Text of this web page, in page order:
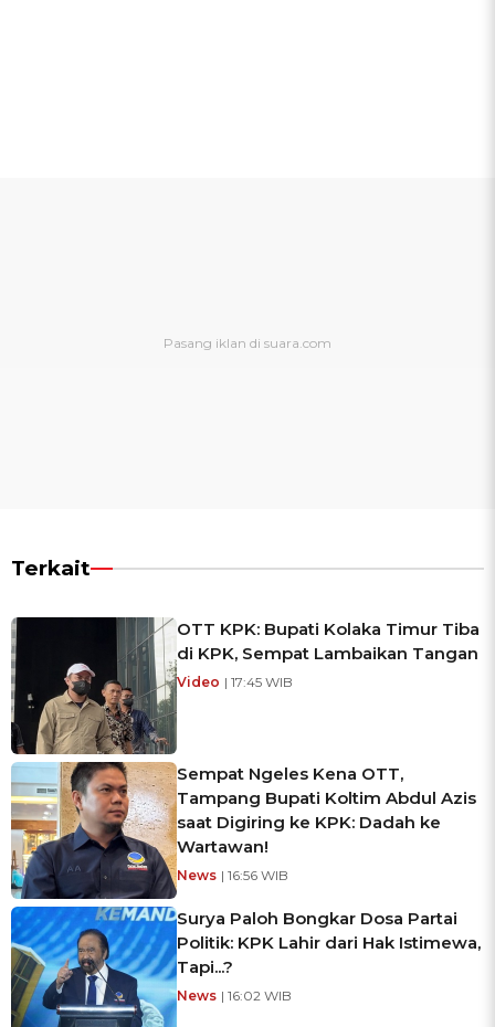
Terkait
OTT KPK: Bupati Kolaka Timur Tiba
di KPK, Sempat Lambaikan Tangan
Video | 17:45 WIB
Sempat Ngeles Kena OTT,
Tampang Bupati Koltim Abdul Azis
saat Digiring ke KPK: Dadah ke
Wartawan!
News | 16:56 WIB
Surya Paloh Bongkar Dosa Partai
Politik: KPK Lahir dari Hak Istimewa,
Tapi...?
News | 16:02 WIB